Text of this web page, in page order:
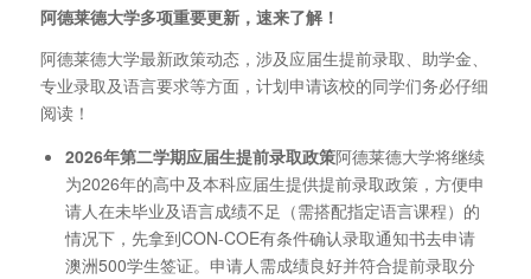
阿德莱德大学多项重要更新，速来了解！
阿德莱德大学最新政策动态，涉及应届生提前录取、助学金、
专业录取及语言要求等方面，计划申请该校的同学们务必仔细
阅读！
2026年第二学期应届生提前录取政策阿德莱德大学将继续
为2026年的高中及本科应届生提供提前录取政策，方便申
请人在未毕业及语言成绩不足（需搭配指定语言课程）的
情况下，先拿到CON-COE有条件确认录取通知书去申请
澳洲500学生签证。申请人需成绩良好并符合提前录取分